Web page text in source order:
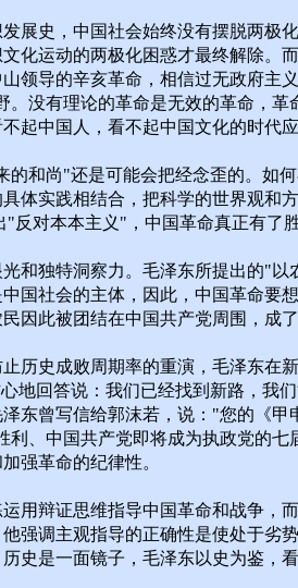
展史，中国社会始终没有摆脱两极
化运动的两极化困惑才最终解除。
领导的辛亥革命，相信过无政府主
没有理论的革命是无效的革命，革
起中国人，看不起中国文化的时代
和尚"还是可能会把经念歪的。如
体实践相结合，把科学的世界观和
对本本主义"，中国革命真正有了胜
和独特洞察力。毛泽东所提出的"
国社会的主体，因此，中国革命要
因此被团结在中国共产党周围，成
史成败周期率的重演，毛泽东在
回答说：我们已经找到新路，我
东曾写信给郭沫若，说："您的《
、中国共产党即将成为执政党的
强革命的纪律性。
辩证思维指导中国革命和战争，
调主观指导的正确性是使处于劣
史是一面镜子，毛泽东以史为鉴，